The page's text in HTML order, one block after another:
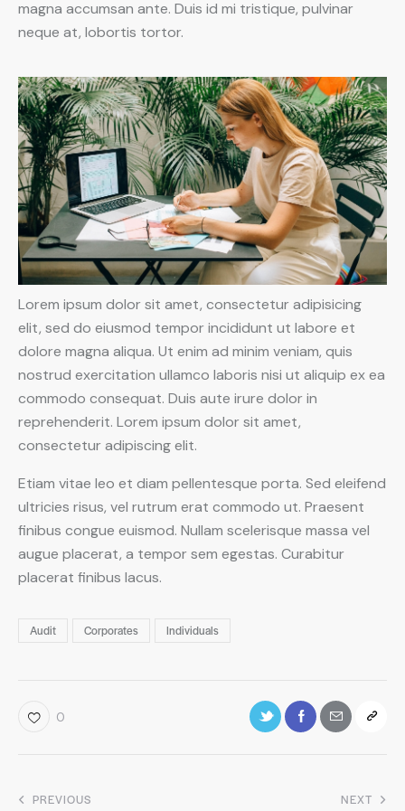
magna accumsan ante. Duis id mi tristique, pulvinar
neque at, lobortis tortor.
Lorem ipsum dolor sit amet, consectetur adipisicing
elit, sed do eiusmod tempor incididunt ut labore et
dolore magna aliqua. Ut enim ad minim veniam, quis
nostrud exercitation ullamco laboris nisi ut aliquip ex ea
commodo consequat. Duis aute irure dolor in
reprehenderit. Lorem ipsum dolor sit amet,
consectetur adipiscing elit.
Etiam vitae leo et diam pellentesque porta. Sed eleifend
ultricies risus, vel rutrum erat commodo ut. Praesent
finibus congue euismod. Nullam scelerisque massa vel
augue placerat, a tempor sem egestas. Curabitur
placerat finibus lacus.
Audit Corporates Individuals
0
PREVIOUS NEXT